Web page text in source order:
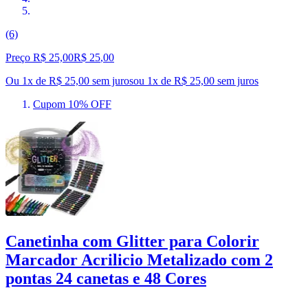
(6)
Preço R$ 25,00R$ 25,00
Ou 1x de R$ 25,00 sem jurosou 1x de R$ 25,00 sem juros
Cupom 10% OFF
Canetinha com Glitter para Colorir
Marcador Acrilicio Metalizado com 2
pontas 24 canetas e 48 Cores